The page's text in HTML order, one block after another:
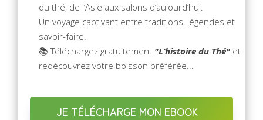
du thé, de l’Asie aux salons d’aujourd’hui.
Un voyage captivant entre traditions, légendes et
savoir-faire.
📚 Téléchargez gratuitement "L’histoire du Thé" et
redécouvrez votre boisson préférée...
JE TÉLÉCHARGE MON EBOOK